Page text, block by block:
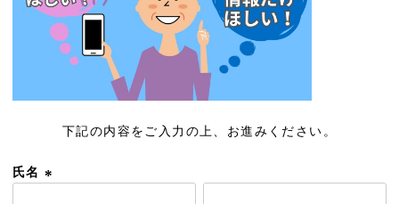
下記の内容をご入力の上、お進みください。
氏名